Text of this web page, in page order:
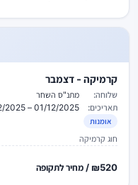
קרמיקה - דצמבר
שלוחה:
מתנ"ס השחר
תאריכים:
01/12/2025 – 30/12/2025
אומנות
חוג קרמיקה
₪520 / מחיר לתקופה